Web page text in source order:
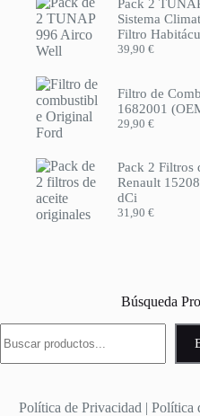
Pack 2
Sistema
Filtro
39,90 €
Filtro de
1682001
29,90 €
Pack 2 Filtros
Renault
dCi
31,90 €
Búsqueda
Política de Privacidad |Política